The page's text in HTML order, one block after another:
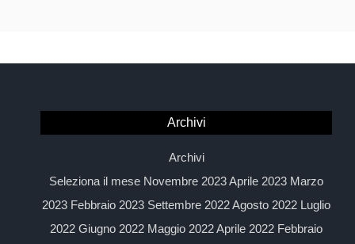
Archivi
Archivi
Seleziona il mese Novembre 2023 Aprile 2023 Marzo
2023 Febbraio 2023 Settembre 2022 Agosto 2022 Luglio
2022 Giugno 2022 Maggio 2022 Aprile 2022 Febbraio